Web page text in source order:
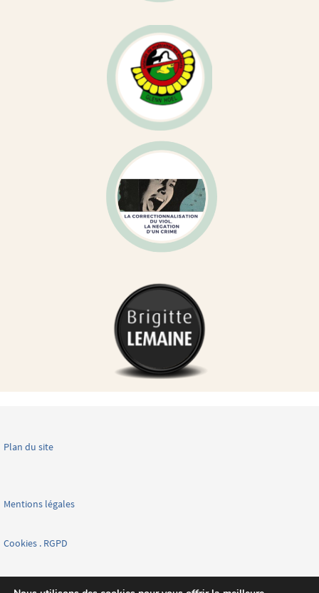
Plan du site
Mentions légales
Cookies . RGPD